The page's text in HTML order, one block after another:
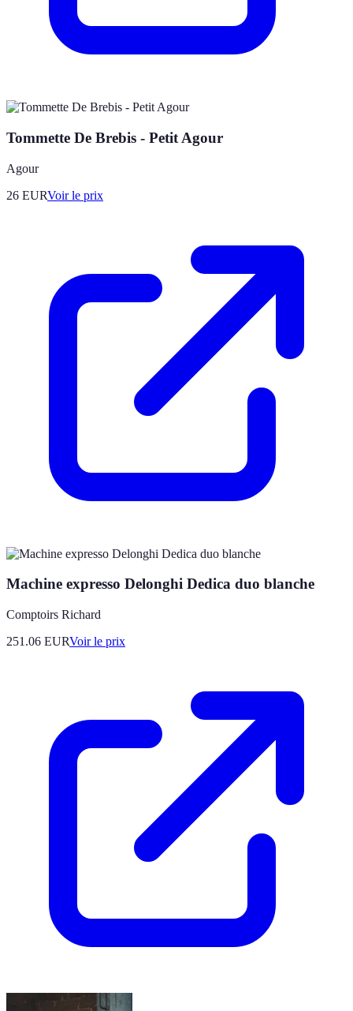
Tommette De Brebis - Petit Agour
Agour
26 EURVoir le prix
Machine expresso Delonghi Dedica duo blanche
Comptoirs Richard
251.06 EURVoir le prix